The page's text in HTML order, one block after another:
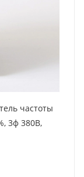
частоты
3ф 380В,